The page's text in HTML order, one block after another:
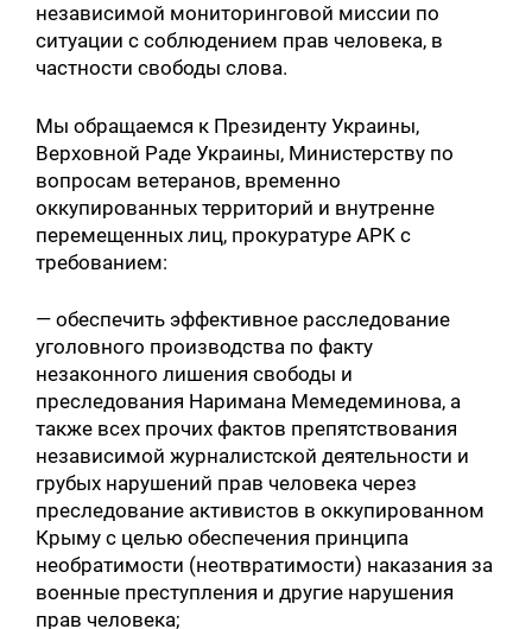
независимой мониторинговой миссии по
ситуации с соблюдением прав человека, в
частности свободы слова.
Мы обращаемся к Президенту Украины,
Верховной Раде Украины, Министерству по
вопросам ветеранов, временно
оккупированных территорий и внутренне
перемещенных лиц, прокуратуре АРК с
требованием:
— обеспечить эффективное расследование
уголовного производства по факту
незаконного лишения свободы и
преследования Наримана Мемедеминова, а
также всех прочих фактов препятствования
независимой журналистской деятельности и
грубых нарушений прав человека через
преследование активистов в оккупированном
Крыму с целью обеспечения принципа
необратимости (неотвратимости) наказания за
военные преступления и другие нарушения
прав человека;